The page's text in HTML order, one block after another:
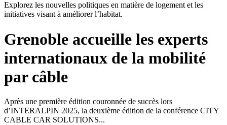
Explorez les nouvelles politiques en matière de logement et les
initiatives visant à améliorer l’habitat.
Grenoble accueille les experts
internationaux de la mobilité
par câble
Après une première édition couronnée de succès lors
d’INTERALPIN 2025, la deuxième édition de la conférence CITY
CABLE CAR SOLUTIONS...